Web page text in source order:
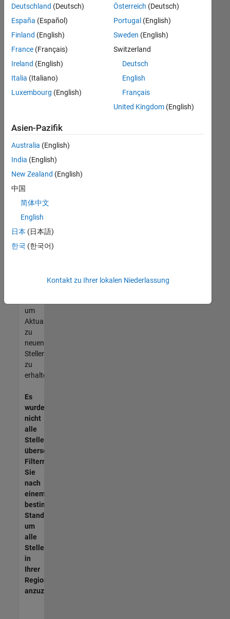
können
die
Suchkriterien
weiter
fassen
oder
alle
Stellenangebote
anzeigen .
noch
keine
offenen
Stellen
können,
die
Ihren
entsprechen,
werden
unseres
um
Aktualisierungen
zu
neuen
Stellenangeboten
zu
erhalten.
Es
wurden
nicht
alle
Stellen
übersetzt.
Filtern
Sie
nach
einem
bestimmten
Standort,
um
alle
Stellenangebote
in
Ihrer
Region
anzuzeigen.
Deutschland (Deutsch)
España (Español)
Finland (English)
France (Français)
Ireland (English)
Italia (Italiano)
Luxembourg (English)
Österreich (Deutsch)
Portugal (English)
Sweden (English)
Switzerland
Deutsch
English
Français
United Kingdom(English)
Asien-Pazifik
Australia (English)
India (English)
New Zealand (English)
中国
简体中文
English
日本 (日本語)
한국 (한국어)
Kontakt zu Ihrer lokalen Niederlassung